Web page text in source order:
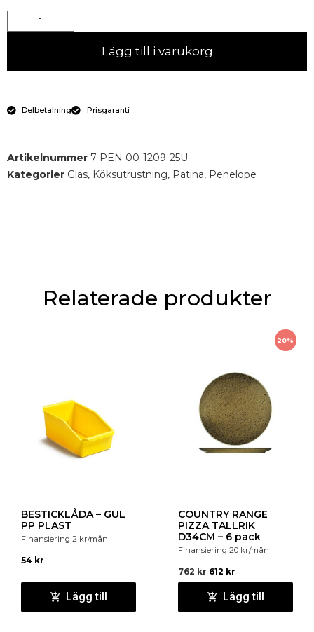
Lägg till i varukorg
Delbetalning Prisgaranti
Artikelnummer 7-PEN 00-1209-25U
Kategorier Glas, Köksutrustning, Patina, Penelope
Relaterade produkter
BESTICKLÅDA – GUL
PP PLAST
Finansiering 2 kr/mån
54 kr
Lägg till
20%
COUNTRY RANGE
PIZZA TALLRIK
D34CM – 6 pack
Finansiering 20 kr/mån
762kr 612 kr
Lägg till